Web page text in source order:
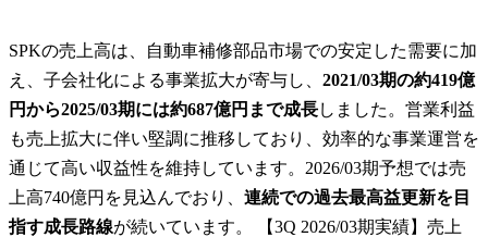
SPKの売上高は、自動車補修部品市場での安定した需要に加
え、子会社化による事業拡大が寄与し、 2021/03期の約419億
円から2025/03期には約687億円まで成長しました。営業利益
も売上拡大に伴い堅調に推移しており、効率的な事業運営を
通じて高い収益性を維持しています。2026/03期予想では売
上高740億円を見込んでおり、 連続での過去最高益更新を目
指す成長路線が続いています。 【3Q 2026/03期実績】売上